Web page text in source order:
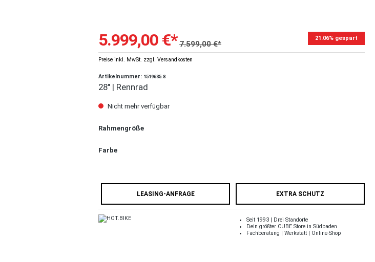
5.999,00 €*7.599,00 €*
21.06% gespart
Preise inkl. MwSt. zzgl. Versandkosten
Artikelnummer: 1519635.8
28" | Rennrad
Nicht mehr verfügbar
Rahmengröße
Farbe
LEASING-ANFRAGE EXTRA SCHUTZ
Seit 1993 | Drei Standorte
Dein größter CUBE Store in Südbaden
Fachberatung | Werkstatt | Online-Shop